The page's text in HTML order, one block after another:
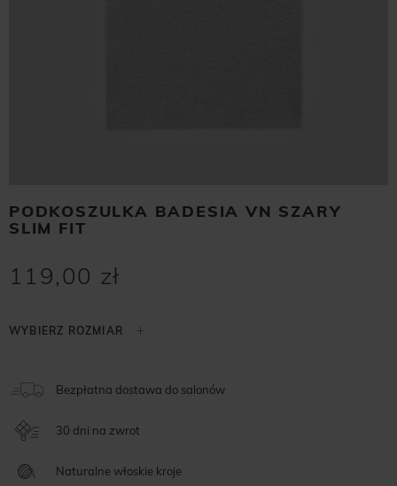
PODKOSZULKA BADESIA VN SZARY
SLIM FIT
119,00 zł
Bezpłatna dostawa do salonów
30 dni na zwrot
Naturalne włoskie kroje